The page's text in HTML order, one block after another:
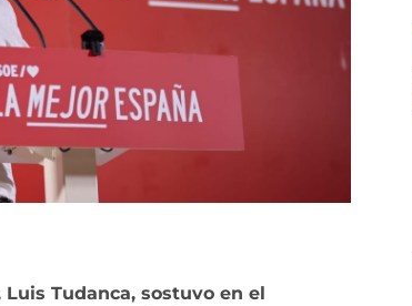
Tudanca, sostuvo en el